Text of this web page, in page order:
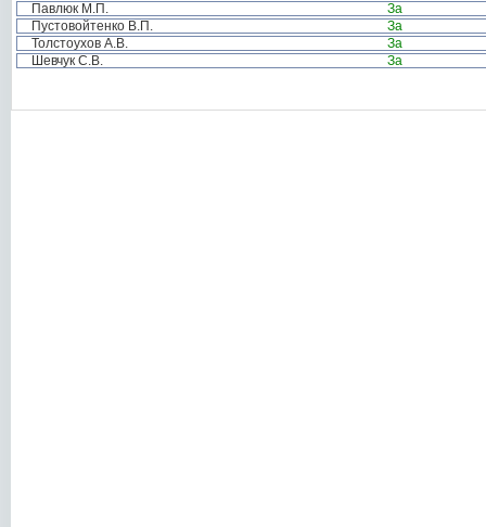
Павлюк М.П.
За
Пустовойтенко В.П.
За
Толстоухов А.В.
За
Шевчук С.В.
За